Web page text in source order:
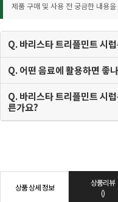
제품 구매 및 사용 전 궁금한 내용
Q. 바리스타 트리플민트 시
Q. 어떤 음료에 활용하면 좋
Q. 바리스타 트리플민트 시
른가요?
상품 상세 정보
상품리뷰
()